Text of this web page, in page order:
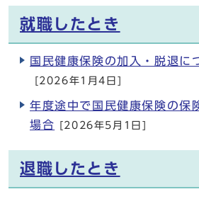
就職したとき
国民健康保険の加入・脱退に
[2026年1月4日]
年度途中で国民健康保険の保
場合 [2026年5月1日]
退職したとき